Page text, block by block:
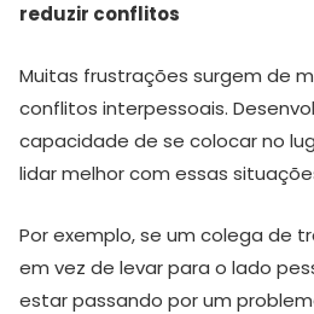
reduzir conflitos
Muitas frustrações surgem de
conflitos interpessoais.
capacidade de se colocar no
lidar melhor com essas
Por exemplo, se um colega de
em vez de levar para o lado
estar passando por um